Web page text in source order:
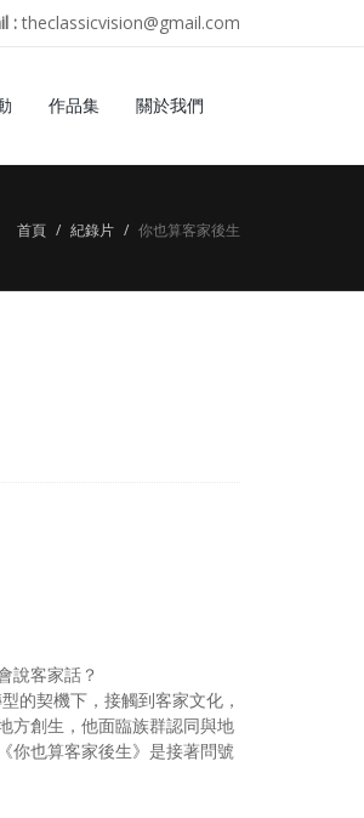
:theclassicvision@gmail.com
作品集 關於我們
首頁 紀錄片 你也算客家後生
說客家話？
的契機下，接觸到客家文化，
方創生，他面臨族群認同與地
你也算客家後生》是接著問號